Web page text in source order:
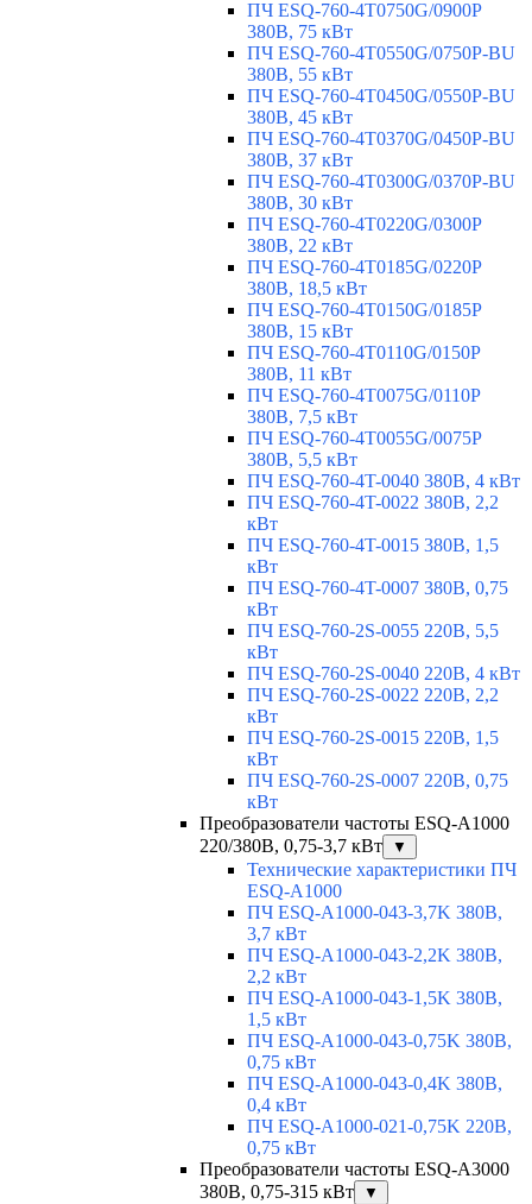
ПЧ ESQ-760-4T0750G/0900P
380В, 75 кВт
ПЧ ESQ-760-4T0550G/0750P-BU
380В, 55 кВт
ПЧ ESQ-760-4T0450G/0550P-BU
380В, 45 кВт
ПЧ ESQ-760-4T0370G/0450P-BU
380В, 37 кВт
ПЧ ESQ-760-4T0300G/0370P-BU
380В, 30 кВт
ПЧ ESQ-760-4T0220G/0300P
380В, 22 кВт
ПЧ ESQ-760-4T0185G/0220P
380В, 18,5 кВт
ПЧ ESQ-760-4T0150G/0185P
380В, 15 кВт
ПЧ ESQ-760-4T0110G/0150P
380В, 11 кВт
ПЧ ESQ-760-4T0075G/0110P
380В, 7,5 кВт
ПЧ ESQ-760-4T0055G/0075P
380В, 5,5 кВт
ПЧ ESQ-760-4T-0040 380В, 4 кВт
ПЧ ESQ-760-4T-0022 380В, 2,2
кВт
ПЧ ESQ-760-4T-0015 380В, 1,5
кВт
ПЧ ESQ-760-4T-0007 380В, 0,75
кВт
ПЧ ESQ-760-2S-0055 220В, 5,5
кВт
ПЧ ESQ-760-2S-0040 220В, 4 кВт
ПЧ ESQ-760-2S-0022 220В, 2,2
кВт
ПЧ ESQ-760-2S-0015 220В, 1,5
кВт
ПЧ ESQ-760-2S-0007 220В, 0,75
кВт
Преобразователи частоты ESQ-A1000
220/380В, 0,75-3,7 кВт
▼
Технические характеристики ПЧ
ESQ-A1000
ПЧ ESQ-A1000-043-3,7K 380В,
3,7 кВт
ПЧ ESQ-A1000-043-2,2K 380В,
2,2 кВт
ПЧ ESQ-A1000-043-1,5K 380В,
1,5 кВт
ПЧ ESQ-A1000-043-0,75K 380В,
0,75 кВт
ПЧ ESQ-A1000-043-0,4K 380В,
0,4 кВт
ПЧ ESQ-A1000-021-0,75K 220В,
0,75 кВт
Преобразователи частоты ESQ-A3000
380В, 0,75-315 кВт
▼